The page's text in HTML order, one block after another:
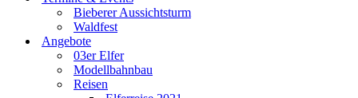
Bieberer Aussichtsturm
Waldfest
Angebote
03er Elfer
Modellbahnbau
Reisen